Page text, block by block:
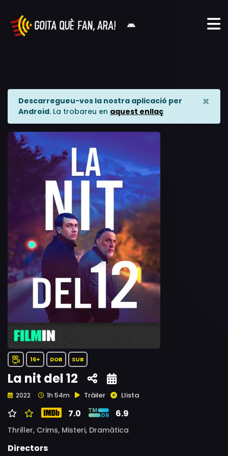
Descarregueu-vos la nostra aplicació per
Android. La trobareu en aquest enllaç
×
16+ DOB SUB
La nit del 12
2022 1h 54m Tràiler Llista
7.0 6.9
Thriller, Crims, Misteri, Dramàtica
Directors